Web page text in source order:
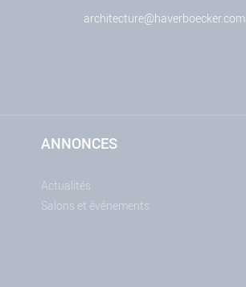
architecture@haverboecker.com
ANNONCES
Actualités
Salons et événements